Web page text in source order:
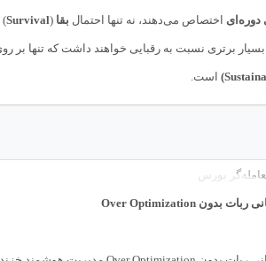
دوره‌ای اختصاص می‌دهند، نه تنها احتمال بقا (
Survival
)
برتری نسبت به رقبایی خواهند داشت که تنها بر
است.
خرداد توسعه